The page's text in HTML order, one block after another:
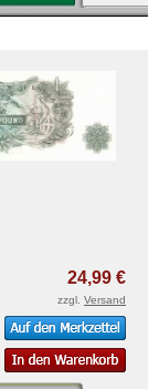
24,99 €
zzgl. Versand